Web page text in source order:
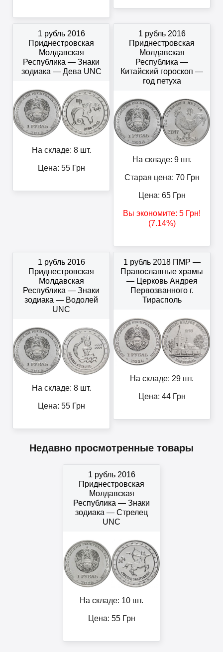
1 рубль 2016
Приднестровская
Молдавская
Республика — Знаки
зодиака — Дева UNC
На складе: 8 шт.
Цена: 55Грн
1 рубль 2016
Приднестровская
Молдавская
Республика —
Китайский гороскоп —
год петуха
На складе: 9 шт.
Старая цена: 70Грн
Цена: 65Грн
Вы экономите: 5 Грн!
(7.14%)
1 рубль 2016
Приднестровская
Молдавская
Республика — Знаки
зодиака — Водолей
UNC
На складе: 8 шт.
Цена: 55Грн
1 рубль 2018 ПМР —
Православные храмы
— Церковь Андрея
Первозванного г.
Тирасполь
На складе: 29 шт.
Цена: 44Грн
Недавно просмотренные товары
1 рубль 2016
Приднестровская
Молдавская
Республика — Знаки
зодиака — Стрелец
UNC
На складе: 10 шт.
Цена: 55Грн